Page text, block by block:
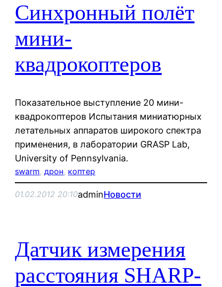
Синхронный полёт
мини-
квадрокоптеров
Показательное выступление 20 мини-
квадрокоптеров Испытания миниатюрных
летательных аппаратов широкого спектра
применения, в лаборатории GRASP Lab,
University of Pennsylvania.
swarm, дрон, коптер
01.02.2012 20:10adminНовости
Датчик измерения
расстояния SHARP-